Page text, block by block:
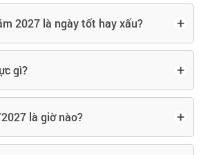
2027 là ngày tốt hay xấu? +
gì? +
là giờ nào? +